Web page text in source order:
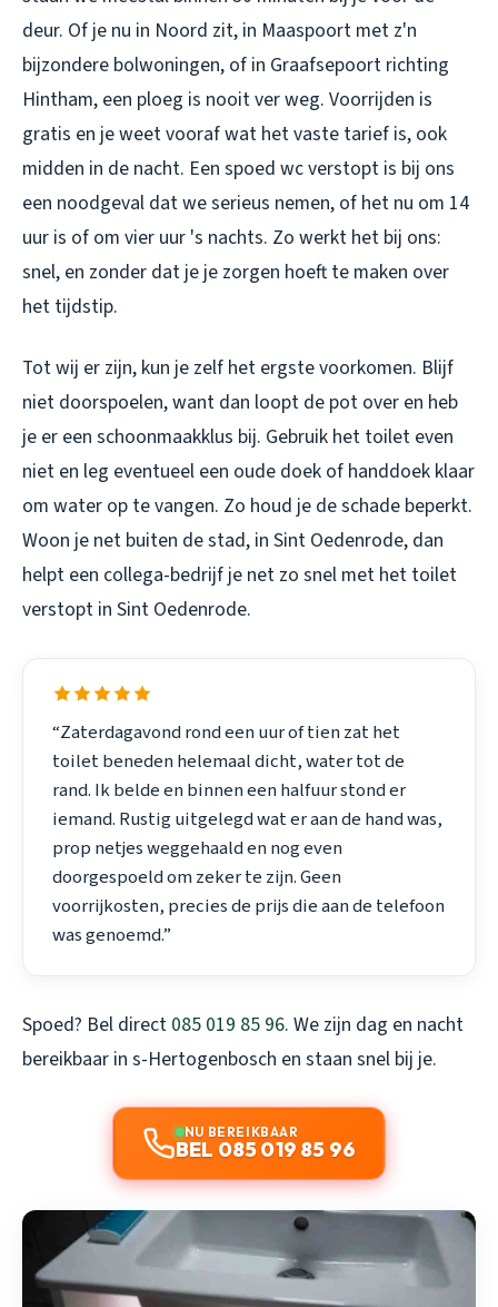
deur. Of je nu in Noord zit, in Maaspoort met z'n
bijzondere bolwoningen, of in Graafsepoort richting
Hintham, een ploeg is nooit ver weg. Voorrijden is
gratis en je weet vooraf wat het vaste tarief is, ook
midden in de nacht. Een spoed wc verstopt is bij ons
een noodgeval dat we serieus nemen, of het nu om 14
uur is of om vier uur 's nachts. Zo werkt het bij ons:
snel, en zonder dat je je zorgen hoeft te maken over
het tijdstip.
Tot wij er zijn, kun je zelf het ergste voorkomen. Blijf
niet doorspoelen, want dan loopt de pot over en heb
je er een schoonmaakklus bij. Gebruik het toilet even
niet en leg eventueel een oude doek of handdoek klaar
om water op te vangen. Zo houd je de schade beperkt.
Woon je net buiten de stad, in Sint Oedenrode, dan
helpt een collega-bedrijf je net zo snel met het toilet
verstopt in Sint Oedenrode.
“Zaterdagavond rond een uur of tien zat het
toilet beneden helemaal dicht, water tot de
rand. Ik belde en binnen een halfuur stond er
iemand. Rustig uitgelegd wat er aan de hand was,
prop netjes weggehaald en nog even
doorgespoeld om zeker te zijn. Geen
voorrijkosten, precies de prijs die aan de telefoon
was genoemd.”
Spoed? Bel direct 085 019 85 96. We zijn dag en nacht
bereikbaar in s-Hertogenbosch en staan snel bij je.
NU BEREIKBAAR
BEL 085 019 85 96